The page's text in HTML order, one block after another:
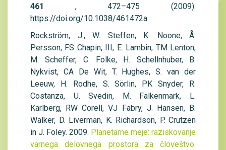
461
, 472–475 (2009).
https://doi.org/10.1038/461472a
Rockström, J., W. Steffen, K. Noone, Å.
Persson, FS Chapin, III, E. Lambin, TM Lenton,
M. Scheffer, C. Folke, H. Schellnhuber, B.
Nykvist, CA De Wit, T. Hughes, S. van der
Leeuw, H. Rodhe, S. Sörlin, PK Snyder, R.
Costanza, U. Svedin, M. Falkenmark, L.
Karlberg, RW Corell, VJ Fabry, J. Hansen, B.
Walker, D. Liverman, K. Richardson, P. Crutzen
in J. Foley. 2009. Planetarne meje: raziskovanje
varnega delovnega prostora za človeštvo.